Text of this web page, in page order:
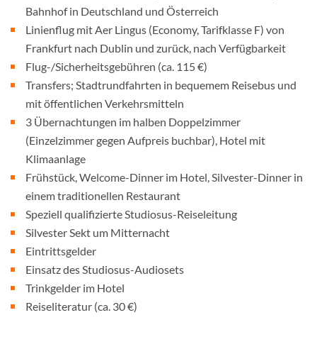
Bahnhof in Deutschland und Österreich
Linienflug mit Aer Lingus (Economy, Tarifklasse F) von
Frankfurt nach Dublin und zurück, nach Verfügbarkeit
Flug-/Sicherheitsgebühren (ca. 115 €)
Transfers; Stadtrundfahrten in bequemem Reisebus und
mit öffentlichen Verkehrsmitteln
3 Übernachtungen im halben Doppelzimmer
(Einzelzimmer gegen Aufpreis buchbar), Hotel mit
Klimaanlage
Frühstück, Welcome-Dinner im Hotel, Silvester-Dinner in
einem traditionellen Restaurant
Speziell qualifizierte Studiosus-Reiseleitung
Silvester Sekt um Mitternacht
Eintrittsgelder
Einsatz des Studiosus-Audiosets
Trinkgelder im Hotel
Reiseliteratur (ca. 30 €)